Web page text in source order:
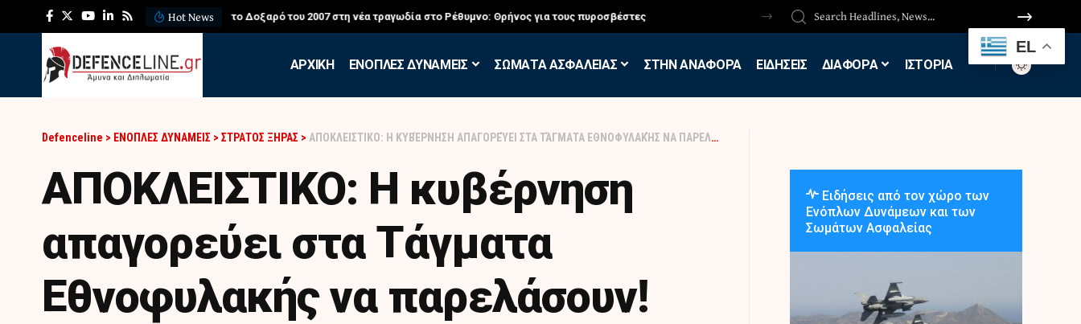
Hot News ΛΕΦΕΔ: Η εντυπωσιακή άσκηση των Εθελοντών Εφέδρων στον Έβρο
APXIKH ΕΝΟΠΛΕΣ ΔΥΝΑΜΕΙΣ ΣΩΜΑΤΑ ΑΣΦΑΛΕΙΑΣ ΣΤΗΝ ΑΝΑΦΟΡΑ ΕΙΔΗΣΕΙΣ ΔΙΑΦΟΡΑ ΙΣΤΟΡΙΑ
Defenceline > ΕΝΟΠΛΕΣ ΔΥΝΑΜΕΙΣ > ΣΤΡΑΤΟΣ ΞΗΡΑΣ > ΑΠΟΚΛΕΙΣΤΙΚΟ: Η ΚΥΒΈΡΝΗΣΗ ΑΠΑΓΟΡΕΎΕΙ ΣΤΑ ΤΆΓΜΑΤΑ ΕΘΝΟΦΥΛΑΚΉΣ ΝΑ ΠΑΡΕΛΆΣΟΥΝ!
ΑΠΟΚΛΕΙΣΤΙΚΟ: Η κυβέρνηση
απαγορεύει στα Τάγματα
Εθνοφυλακής να παρελάσουν!
Ειδήσεις από τον χώρο των
Ενόπλων Δυνάμεων και των
Σωμάτων Ασφαλείας
EL